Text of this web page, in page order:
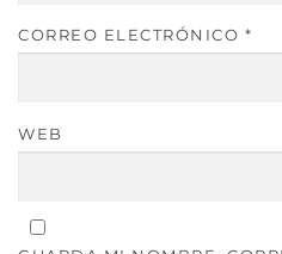
CORREO ELECTRÓNICO *
WEB